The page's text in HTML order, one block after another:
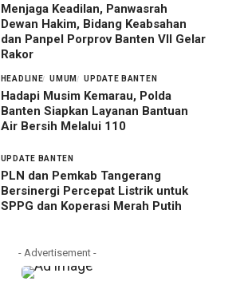
Menjaga Keadilan, Panwasrah
Dewan Hakim, Bidang Keabsahan
dan Panpel Porprov Banten VII Gelar
Rakor
HEADLINE UMUM UPDATE BANTEN
Hadapi Musim Kemarau, Polda
Banten Siapkan Layanan Bantuan
Air Bersih Melalui 110
UPDATE BANTEN
PLN dan Pemkab Tangerang
Bersinergi Percepat Listrik untuk
SPPG dan Koperasi Merah Putih
- Advertisement -